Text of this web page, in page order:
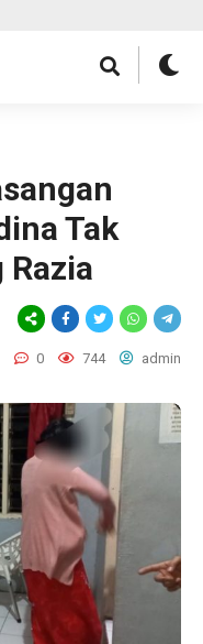
Tak
0 744 admin